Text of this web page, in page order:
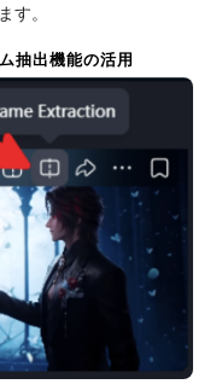
す。
抽出機能の活用